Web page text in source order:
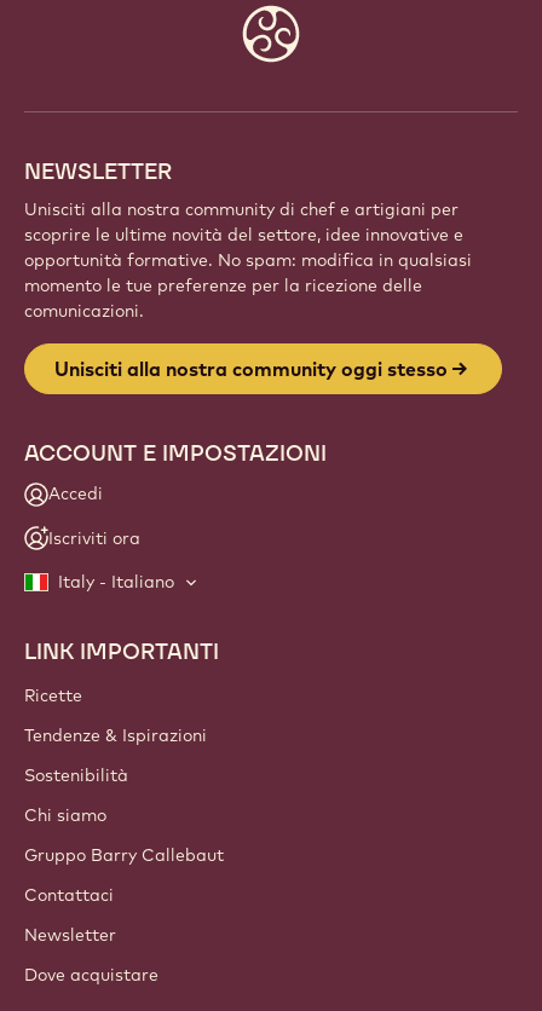
NEWSLETTER
Unisciti alla nostra community di chef e artigiani per
scoprire le ultime novità del settore, idee innovative e
opportunità formative. No spam: modifica in qualsiasi
momento le tue preferenze per la ricezione delle
comunicazioni.
Unisciti alla nostra community oggi stesso
ACCOUNT E IMPOSTAZIONI
Accedi
Iscriviti ora
Italy - Italiano
Footer
Callebaut
LINK IMPORTANTI
Ricette
Tendenze & Ispirazioni
Sostenibilità
Chi siamo
Gruppo Barry Callebaut
Contattaci
Newsletter
Dove acquistare